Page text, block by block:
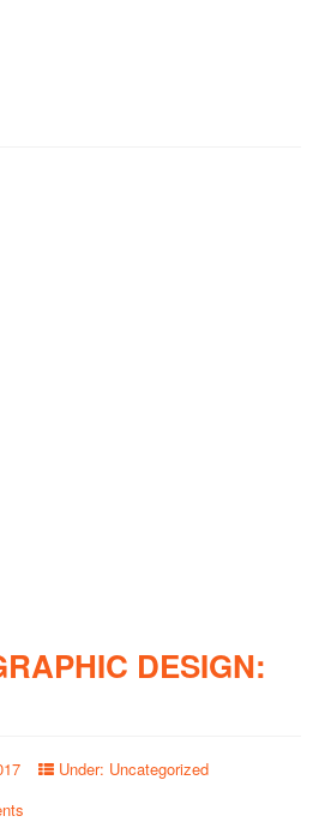
DESIGN:
Under: Uncategorized